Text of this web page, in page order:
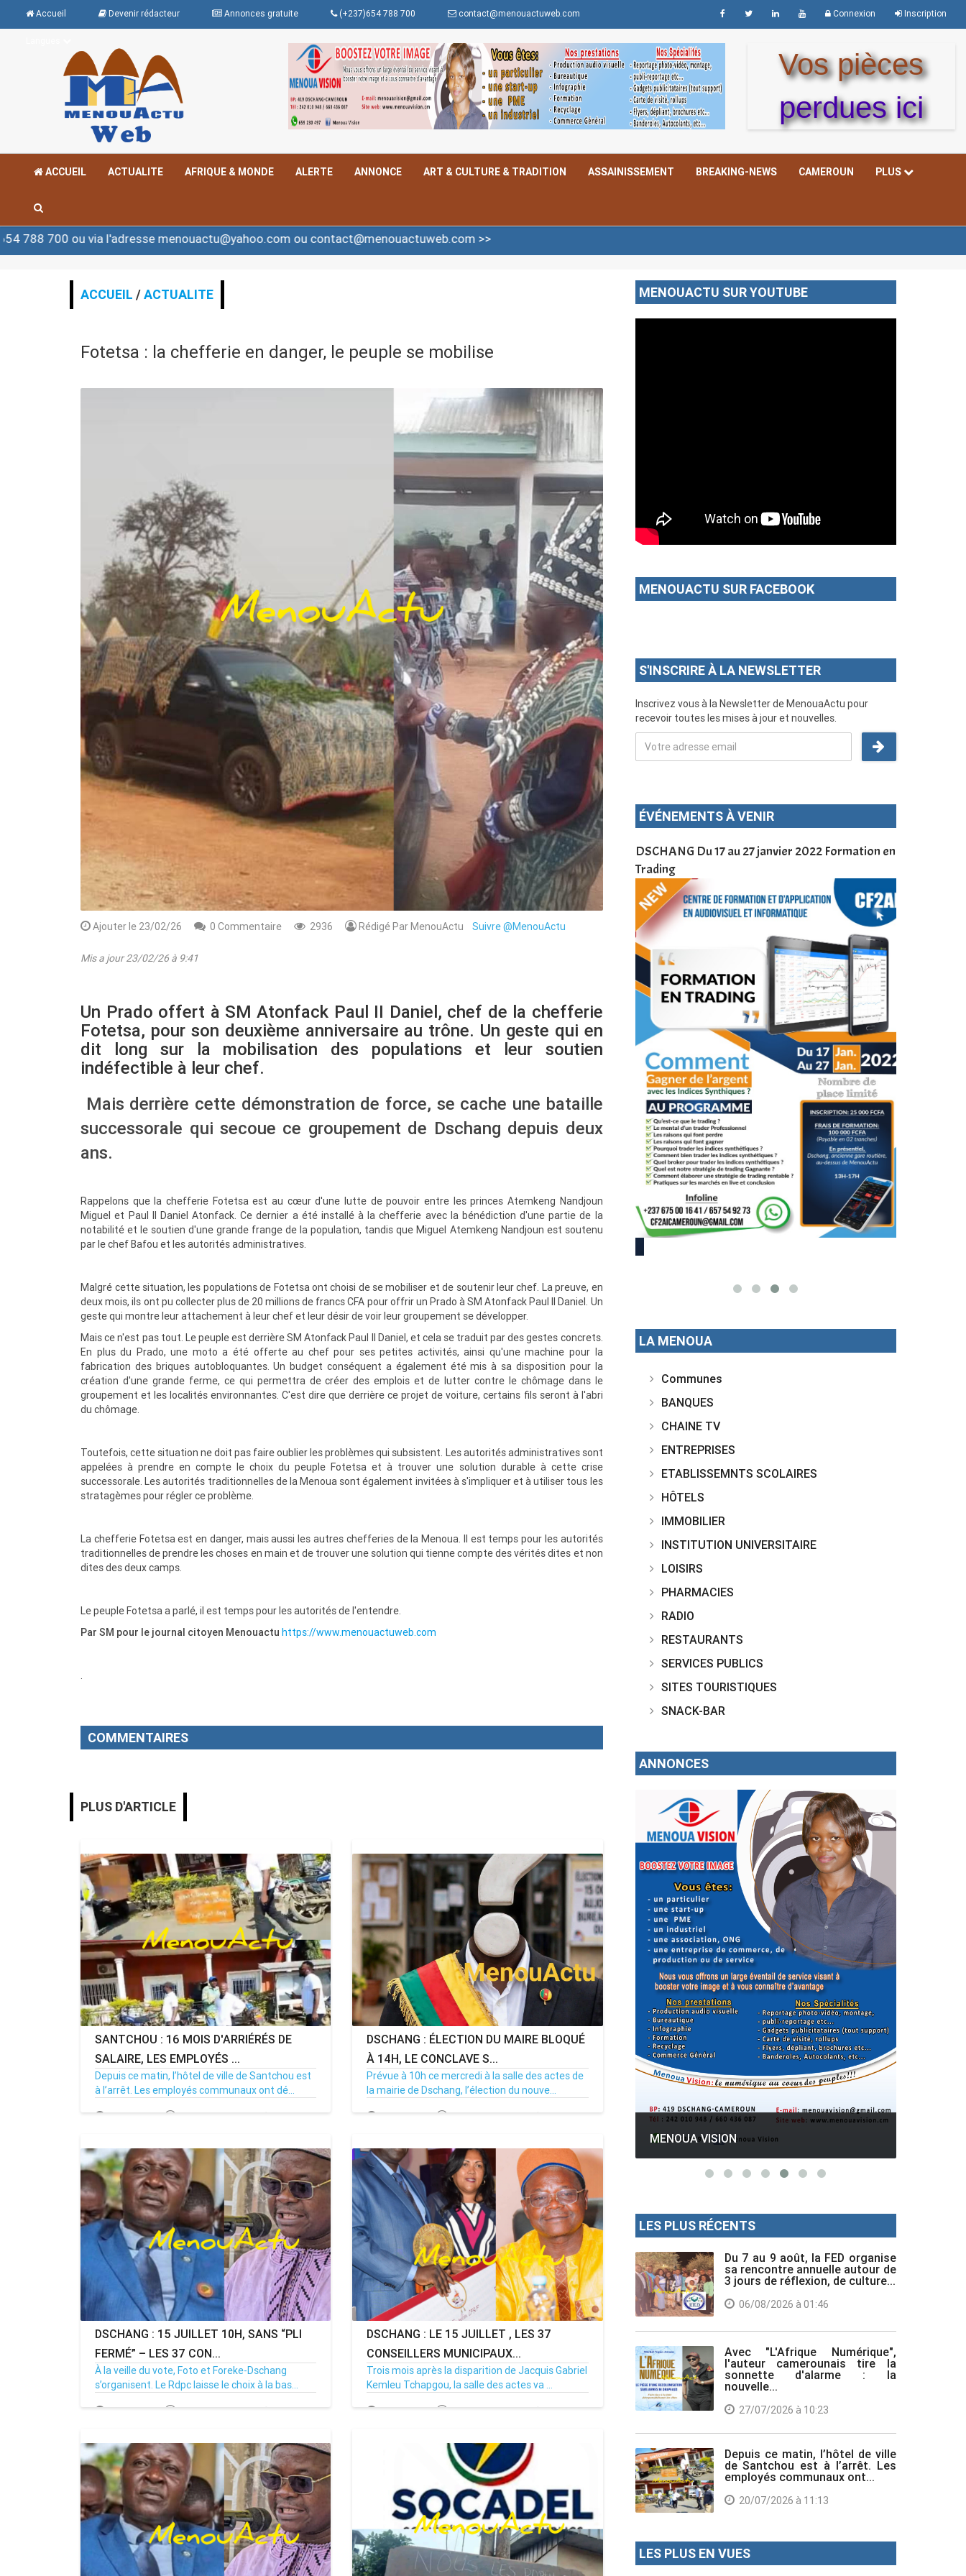
Accueil Devenir rédacteur Annonces gratuite (+237)654 788 700 contact@menouactuweb.com Connexion Inscription
Vos pièces
perdues ici
ACCUEIL ACTUALITE AFRIQUE & MONDE ALERTE ANNONCE ART & CULTURE & TRADITION ASSAINISSEMENT BREAKING-NEWS CAMEROUN PLUS
l'adresse menouactu@yahoo.com ou contact@menouactuweb.com >>
ACCUEIL /ACTUALITE
Fotetsa : la chefferie en danger, le peuple se mobilise
Ajouter le 23/02/26 0 Commentaire 2936 Rédigé Par MenouActuSuivre @MenouActu
Mis a jour 23/02/26 à 9:41
Un Prado offert à SM Atonfack Paul II Daniel, chef de la chefferie
Fotetsa, pour son deuxième anniversaire au trône. Un geste qui en
dit long sur la mobilisation des populations et leur soutien
indéfectible à leur chef.
Mais derrière cette démonstration de force, se cache une bataille
successorale qui secoue ce groupement de Dschang depuis deux
ans.
Rappelons que la chefferie Fotetsa est au cœur d'une lutte de pouvoir entre les princes Atemkeng Nandjoun
Miguel et Paul II Daniel Atonfack. Ce dernier a été installé à la chefferie avec la bénédiction d'une partie de la
notabilité et le soutien d'une grande frange de la population, tandis que Miguel Atemkeng Nandjoun est soutenu
par le chef Bafou et les autorités administratives.
Malgré cette situation, les populations de Fotetsa ont choisi de se mobiliser et de soutenir leur chef. La preuve, en
deux mois, ils ont pu collecter plus de 20 millions de francs CFA pour offrir un Prado à SM Atonfack Paul II Daniel. Un
geste qui montre leur attachement à leur chef et leur désir de voir leur groupement se développer.
Mais ce n'est pas tout. Le peuple est derrière SM Atonfack Paul II Daniel, et cela se traduit par des gestes concrets.
En plus du Prado, une moto a été offerte au chef pour ses petites activités, ainsi qu'une machine pour la
fabrication des briques autobloquantes. Un budget conséquent a également été mis à sa disposition pour la
création d'une grande ferme, ce qui permettra de créer des emplois et de lutter contre le chômage dans le
groupement et les localités environnantes. C'est dire que derrière ce projet de voiture, certains fils seront à l'abri
du chômage.
Toutefois, cette situation ne doit pas faire oublier les problèmes qui subsistent. Les autorités administratives sont
appelées à prendre en compte le choix du peuple Fotetsa et à trouver une solution durable à cette crise
successorale. Les autorités traditionnelles de la Menoua sont également invitées à s'impliquer et à utiliser tous les
stratagèmes pour régler ce problème.
La chefferie Fotetsa est en danger, mais aussi les autres chefferies de la Menoua. Il est temps pour les autorités
traditionnelles de prendre les choses en main et de trouver une solution qui tienne compte des vérités dites et non
dites des deux camps.
Le peuple Fotetsa a parlé, il est temps pour les autorités de l'entendre.
Par SM pour le journal citoyen Menouactu https://www.menouactuweb.com
.
COMMENTAIRES
PLUS D'ARTICLE
SANTCHOU : 16 MOIS D'ARRIÉRÉS DE
SALAIRE, LES EMPLOYÉS ...
Depuis ce matin, l’hôtel de ville de Santchou est
à l’arrêt. Les employés communaux ont dé...
20/07/26 Par MenouActu 0
DSCHANG : ÉLECTION DU MAIRE BLOQUÉ
À 14H, LE CONCLAVE S...
Prévue à 10h ce mercredi à la salle des actes de
la mairie de Dschang, l’élection du nouve...
15/07/26 Par MenouActu 0
DSCHANG : 15 JUILLET 10H, SANS “PLI
FERMÉ” – LES 37 CON...
À la veille du vote, Foto et Foreke-Dschang
s’organisent. Le Rdpc laisse le choix à la bas...
14/07/26 Par MenouActu 0
DSCHANG : LE 15 JUILLET , LES 37
CONSEILLERS MUNICIPAUX...
Trois mois après la disparition de Jacquis Gabriel
Kemleu Tchapgou, la salle des actes va ...
13/07/26 Par MenouActu 0
MENOUACTU SUR YOUTUBE
MENOUACTU SUR FACEBOOK
S'INSCRIRE À LA NEWSLETTER
Inscrivez vous à la Newsletter de MenouaActu pour
recevoir toutes les mises à jour et nouvelles.
ÉVÉNEMENTS À VENIR
Rendez-vous le 10 Octobre avec GESPROS pour
une formation de qualité, un métier
Devenez infographiste professionnel en 10 jours
de formation pratique. Dschang du 17 au 27
janvier 2022
DSCHANG Du 17 au 27 janvier 2022 Formation en
Trading
Cameroun
LA MENOUA
Communes
BANQUES
CHAINE TV
ENTREPRISES
ETABLISSEMNTS SCOLAIRES
HÔTELS
IMMOBILIER
INSTITUTION UNIVERSITAIRE
LOISIRS
PHARMACIES
RADIO
RESTAURANTS
SERVICES PUBLICS
SITES TOURISTIQUES
SNACK-BAR
ANNONCES
GESPROS formation : La rentrée
académique ce 10 Octobre 2022.
LES PLUS RÉCENTS
Du 7 au 9 août, la FED organise
sa rencontre annuelle autour de
3 jours de réflexion, de culture...
06/08/2026 à 01:46
Avec "L'Afrique Numérique",
l'auteur camerounais tire la
sonnette d'alarme : la
nouvelle...
27/07/2026 à 10:23
Depuis ce matin, l’hôtel de ville
de Santchou est à l’arrêt. Les
employés communaux ont...
20/07/2026 à 11:13
LES PLUS EN VUES